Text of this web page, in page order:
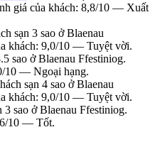
giá của khách: 8,8/10 — Xuất
sạn 3 sao ở Blaenau
khách: 9,0/10 — Tuyệt vời.
sao ở Blaenau Ffestiniog.
10 — Ngoại hạng.
sạn 4 sao ở Blaenau
khách: 9,0/10 — Tuyệt vời.
sao ở Blaenau Ffestiniog.
10 — Tốt.